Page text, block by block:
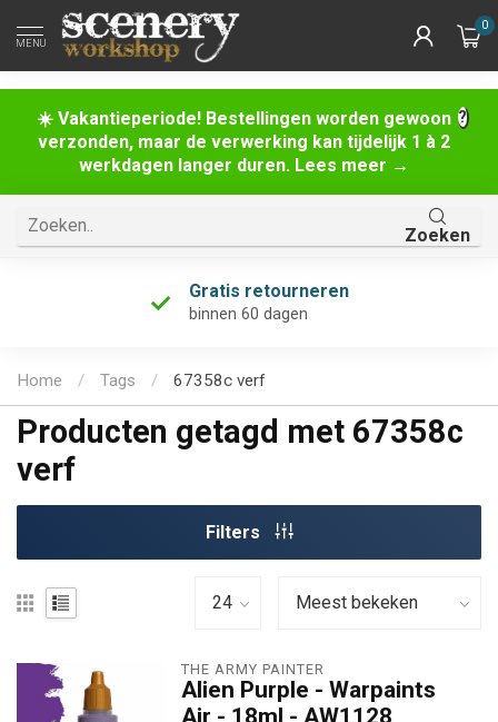
☀️ Vakantieperiode! Bestellingen worden gewoon
verzonden, maar de verwerking kan tijdelijk 1 à 2
werkdagen langer duren. Lees meer →
MENU
0
Zoeken
Gratis retourneren
binnen 60 dagen
Home / Tags / 67358c verf
Producten getagd met 67358c
verf
Filters
THE ARMY PAINTER
Alien Purple - Warpaints
Air - 18ml - AW1128